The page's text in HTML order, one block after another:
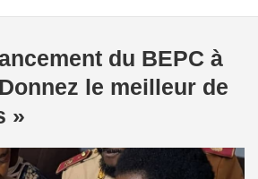
du BEPC à
le meilleur de
»